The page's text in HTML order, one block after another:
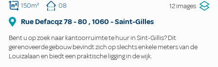
150m² 08 12 images
Rue Defacqz78 - 80 , 1060 -Saint-Gilles
Bent u op zoek naar kantoorruimte te huur in Sint-Gillis? Dit
gerenoveerde gebouw bevindt zich op slechts enkele meters van de
Louizalaan en biedt een praktische ligging in de wijk.